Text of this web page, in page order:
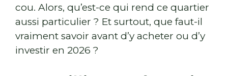
cou. Alors, qu’est-ce qui rend ce quartier
aussi particulier ? Et surtout, que faut-il
vraiment savoir avant d’y acheter ou d’y
investir en 2026 ?